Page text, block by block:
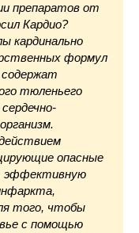
препаратов от
Кардио?
кардинально
формул
тюленьего
опасные
эффективную
того, чтобы
с помощью